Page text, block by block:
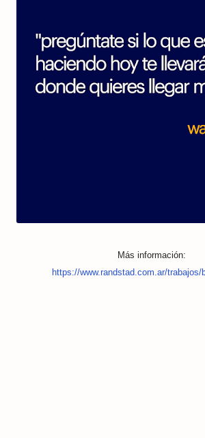
Más información:
https://www.randstad.com.ar/trabajos/